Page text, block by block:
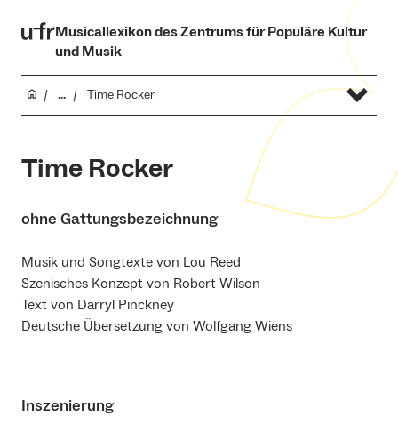
Musicallexikon des Zentrums für Populäre Kultur
und Musik
... Time Rocker
Time Rocker
ohne Gattungsbezeichnung
Musik und Songtexte von Lou Reed
Szenisches Konzept von Robert Wilson
Text von Darryl Pinckney
Deutsche Übersetzung von Wolfgang Wiens
Inszenierung